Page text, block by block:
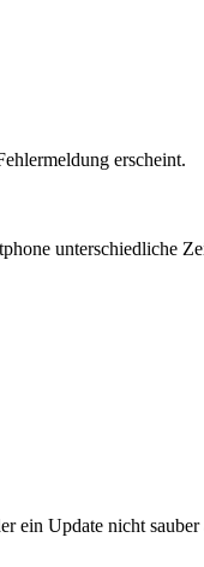
erscheint.
unterschiedliche
Update nicht sauber